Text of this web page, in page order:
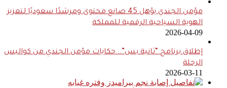
مؤمن الجندي يؤهل 45 صانع محتوى ومرشدًا سعوديًا لتعزيز
الهوية السياحية الرقمية للمملكة
2026-04-09
إطلاق برنامج “ثانية بس”.. حكايات مؤمن الجندي من كواليس
الرحلة
2026-03-11